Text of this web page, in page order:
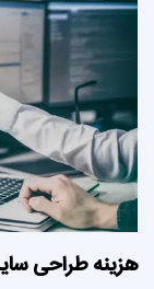
هزینه طراحی